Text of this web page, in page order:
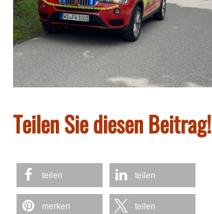
Teilen Sie diesen Beitrag!
teilen teilen
merken teilen